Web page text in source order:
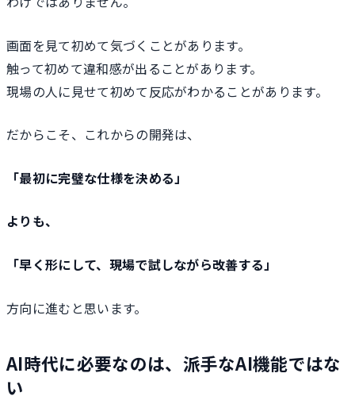
画面を見て初めて気づくことがあります。
触って初めて違和感が出ることがあります。
現場の人に見せて初めて反応がわかることがあります。
だからこそ、これからの開発は、
「最初に完璧な仕様を決める」
よりも、
「早く形にして、現場で試しながら改善する」
方向に進むと思います。
AI時代に必要なのは、派手なAI機能ではな
い